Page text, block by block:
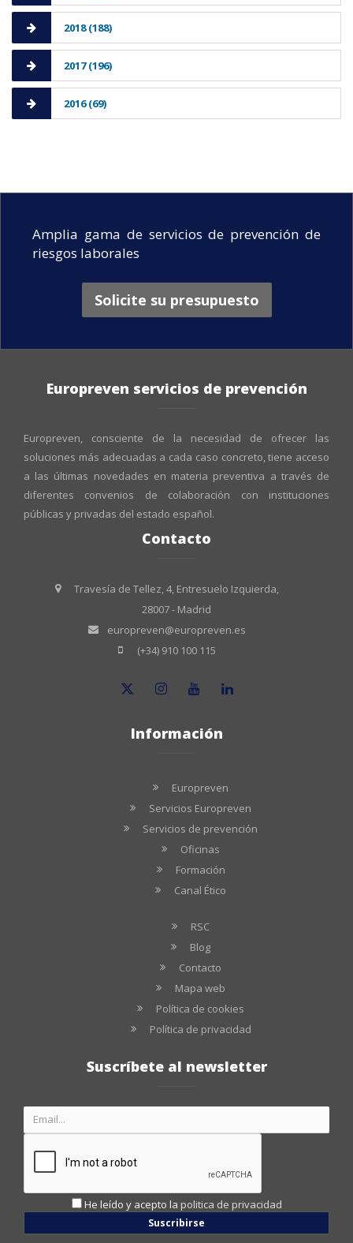
2018 (188)
2017 (196)
2016 (69)
Amplia gama de servicios de prevención de
riesgos laborales
Solicite su presupuesto
Europreven servicios de prevención
Europreven, consciente de la necesidad de ofrecer las
soluciones más adecuadas a cada caso concreto, tiene acceso
a las últimas novedades en materia preventiva a través de
diferentes convenios de colaboración con instituciones
públicas y privadas del estado español.
Contacto
Travesía de Tellez, 4, Entresuelo Izquierda,
28007 - Madrid
europreven@europreven.es
(+34) 910 100 115
Información
Europreven
Servicios Europreven
Servicios de prevención
Oficinas
Formación
Canal Ético
RSC
Blog
Contacto
Mapa web
Política de cookies
Política de privacidad
Suscríbete al newsletter
He leído y acepto la politica de privacidad
Suscribirse